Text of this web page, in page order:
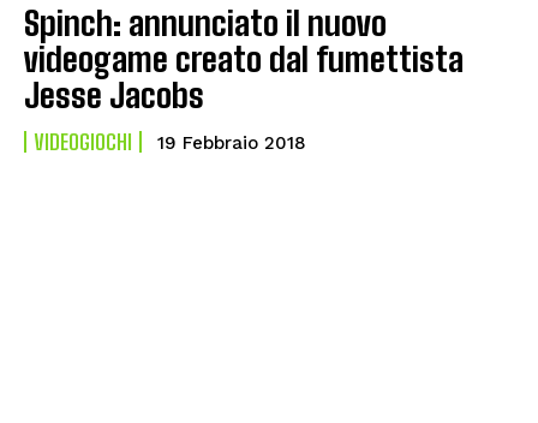
Spinch: annunciato il nuovo
videogame creato dal fumettista
Jesse Jacobs
VIDEOGIOCHI 19 Febbraio 2018